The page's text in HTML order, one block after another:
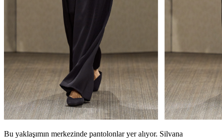
Bu yaklaşımın merkezinde pantolonlar yer alıyor. Silvana